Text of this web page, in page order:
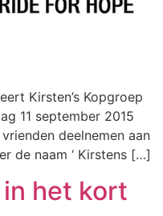
Kirsten’s Kopgroep
11 september 2015
deelnemen aan
de naam ‘ Kirstens […]
het kort